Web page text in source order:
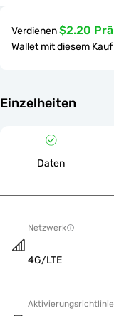
Verdienen$2.20
Wallet mit diesem Kauf
Einzelheiten
Daten
Netzwerk
4G/LTE
Aktivierungsrichtlinie